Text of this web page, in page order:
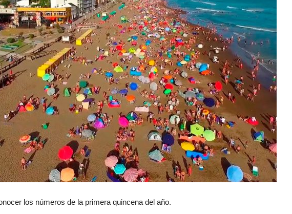
los números de la primera quincena del año.